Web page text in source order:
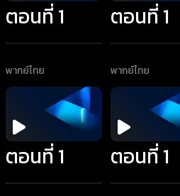
ตอนที่ 1
พากย์ไทย
ตอนที่ 1
พากย์ไทย
ตอนที่ 1 ตอนที่ 1